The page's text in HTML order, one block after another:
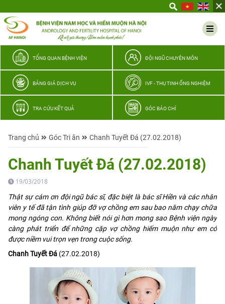
thương
TỔNG QUAN BỆNH VIỆN ĐỘI NGŨ CHUYÊN MÔN
BẢNG GIÁ DỊCH VỤ IVF - THỤ TINH ỐNG NGHIỆM
TRA CỨU KẾT QUẢ GÓC BÁO CHÍ
Trang chủ Góc Tri ân Chanh Tuyết Đá (27.02.2018)
Chanh Tuyết Đá (27.02.2018)
19/03/2018
Thật sự cám ơn đội ngũ bác sĩ, đặc biệt là bác sĩ Hiền và các nhân
viên y tế đã tận tình giúp đỡ vợ chồng em sau bao năm chạy chữa
mong ngóng con. Không biết nói gì hơn mong sao Bệnh viện ngày
càng phát triển để những cặp vợ chồng hiếm muộn như em có
được niềm vui trọn vẹn trong cuộc sống.
Chanh Tuyết Đá (27.02.2018)